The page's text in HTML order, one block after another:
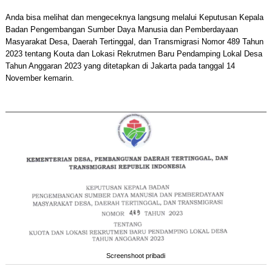
Anda bisa melihat dan mengeceknya langsung melalui Keputusan Kepala
Badan Pengembangan Sumber Daya Manusia dan Pemberdayaan
Masyarakat Desa, Daerah Tertinggal, dan Transmigrasi Nomor 489 Tahun
2023 tentang Kouta dan Lokasi Rekrutmen Baru Pendamping Lokal Desa
Tahun Anggaran 2023 yang ditetapkan di Jakarta pada tanggal 14
November kemarin.
Screenshoot pribadi